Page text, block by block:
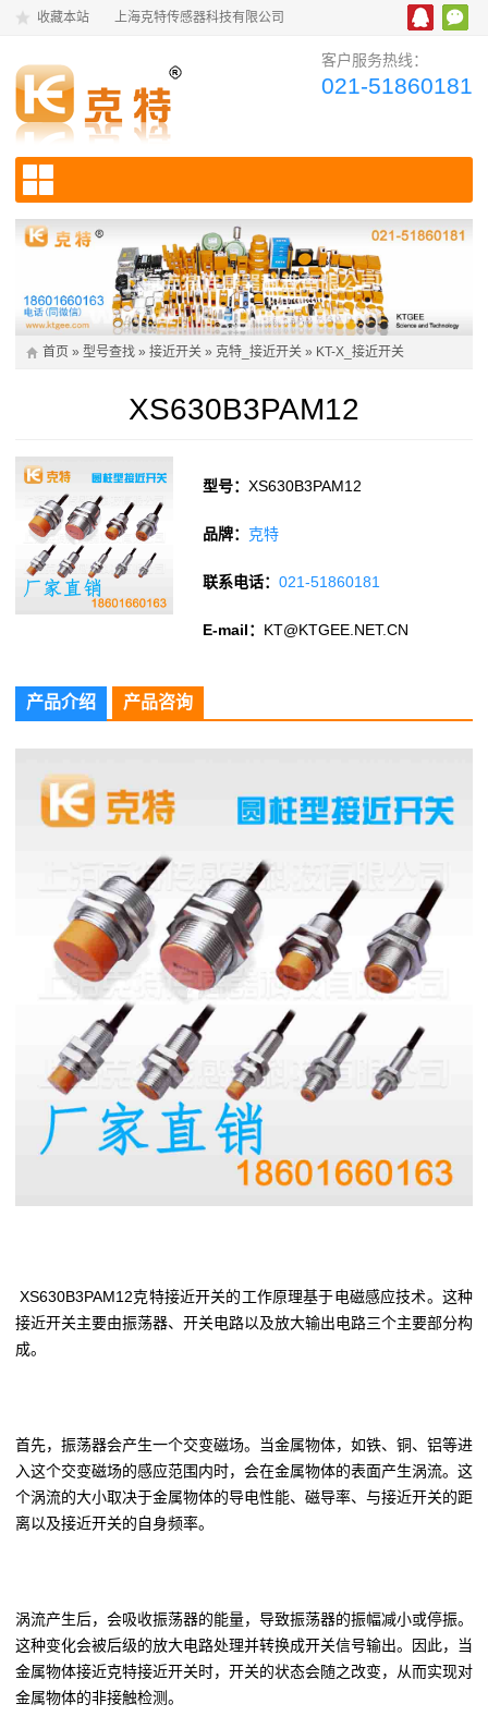
收藏本站 上海克特传感器科技有限公司
客户服务热线：
021-51860181
首页 » 型号查找 » 接近开关 » 克特_接近开关 » KT-X_接近开关
XS630B3PAM12
型号：XS630B3PAM12
品牌： 克特
联系电话：021-51860181
E-mail： KT@KTGEE.NET.CN
产品介绍 产品咨询
XS630B3PAM12克特接近开关的工作原理基于电磁感应技术。这种
接近开关主要由振荡器、开关电路以及放大输出电路三个主要部分构
成。
首先，振荡器会产生一个交变磁场。当金属物体，如铁、铜、铝等进
入这个交变磁场的感应范围内时，会在金属物体的表面产生涡流。这
个涡流的大小取决于金属物体的导电性能、磁导率、与接近开关的距
离以及接近开关的自身频率。
涡流产生后，会吸收振荡器的能量，导致振荡器的振幅减小或停振。
这种变化会被后级的放大电路处理并转换成开关信号输出。因此，当
金属物体接近克特接近开关时，开关的状态会随之改变，从而实现对
金属物体的非接触检测。